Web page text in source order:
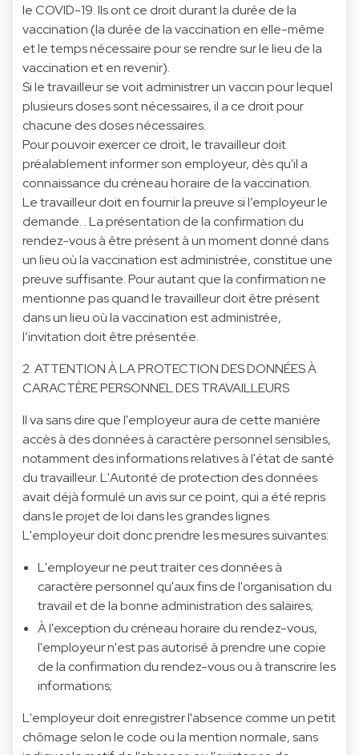
le COVID-19. Ils ont ce droit durant la durée de la
vaccination (la durée de la vaccination en elle-même
et le temps nécessaire pour se rendre sur le lieu de la
vaccination et en revenir).
Si le travailleur se voit administrer un vaccin pour lequel
plusieurs doses sont nécessaires, il a ce droit pour
chacune des doses nécessaires.
Pour pouvoir exercer ce droit, le travailleur doit
préalablement informer son employeur, dès qu'il a
connaissance du créneau horaire de la vaccination.
Le travailleur doit en fournir la preuve si l’employeur le
demande. . La présentation de la confirmation du
rendez-vous à être présent à un moment donné dans
un lieu où la vaccination est administrée, constitue une
preuve suffisante. Pour autant que la confirmation ne
mentionne pas quand le travailleur doit être présent
dans un lieu où la vaccination est administrée,
l’invitation doit être présentée.
2. ATTENTION À LA PROTECTION DES DONNÉES À
CARACTÈRE PERSONNEL DES TRAVAILLEURS
Il va sans dire que l'employeur aura de cette manière
accès à des données à caractère personnel sensibles,
notamment des informations relatives à l'état de santé
du travailleur. L'Autorité de protection des données
avait déjà formulé un avis sur ce point, qui a été repris
dans le projet de loi dans les grandes lignes.
L'employeur doit donc prendre les mesures suivantes:
L'employeur ne peut traiter ces données à
caractère personnel qu'aux fins de l'organisation du
travail et de la bonne administration des salaires;
À l'exception du créneau horaire du rendez-vous,
l'employeur n'est pas autorisé à prendre une copie
de la confirmation du rendez-vous ou à transcrire les
informations;
L'employeur doit enregistrer l'absence comme un petit
chômage selon le code ou la mention normale, sans